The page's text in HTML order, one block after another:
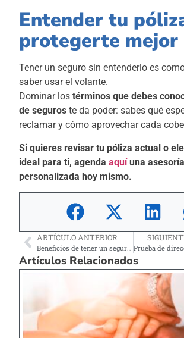
Entender tu
protegerte mejor
Tener un seguro sin entenderlo es
saber usar el volante.
Dominar lostérminos que debes
de seguros te da poder: sabes qué
reclamar y cómo aprovechar cada
Si quieres revisar tu póliza actual o
ideal para ti, agendaaquíuna asesoría
personalizada hoy mismo.
ARTÍCULO ANTERIOR
Artículos Relacionados